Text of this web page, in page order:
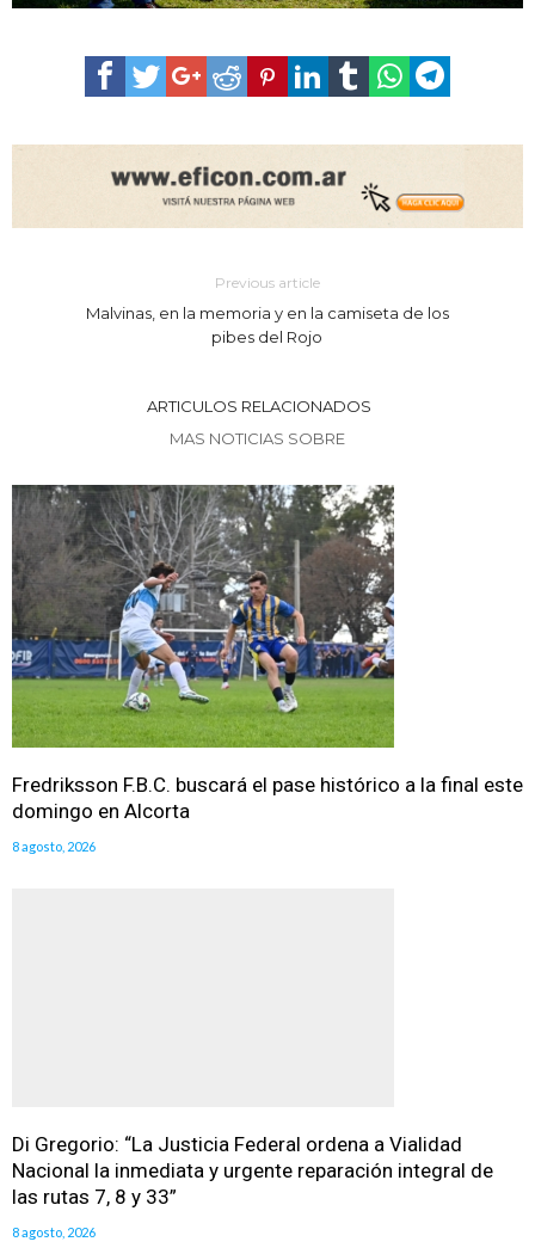
Previous article
Malvinas, en la memoria y en la camiseta de los
pibes del Rojo
ARTICULOS RELACIONADOS
MAS NOTICIAS SOBRE
Fredriksson F.B.C. buscará el pase histórico a la final este
domingo en Alcorta
8 agosto, 2026
Di Gregorio: “La Justicia Federal ordena a Vialidad
Nacional la inmediata y urgente reparación integral de
las rutas 7, 8 y 33”
8 agosto, 2026